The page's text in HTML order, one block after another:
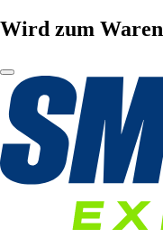
Wird zum